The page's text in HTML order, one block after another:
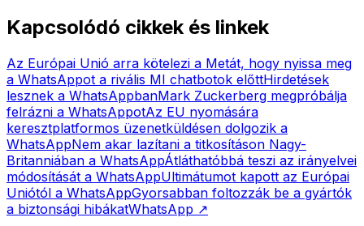
Kapcsolódó cikkek és linkek
Az Európai Unió arra kötelezi a Metát, hogy nyissa meg
a WhatsAppot a rivális MI chatbotok előttHirdetések
lesznek a WhatsAppbanMark Zuckerberg megpróbálja
felrázni a WhatsAppotAz EU nyomására
keresztplatformos üzenetküldésen dolgozik a
WhatsAppNem akar lazítani a titkosításon Nagy-
Britanniában a WhatsAppÁtláthatóbbá teszi az irányelvei
módosítását a WhatsAppUltimátumot kapott az Európai
Uniótól a WhatsAppGyorsabban foltozzák be a gyártók
a biztonsági hibákatWhatsApp ↗